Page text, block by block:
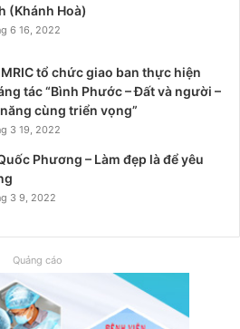
(Khánh Hoà)
6 16, 2022
tổ chức giao ban thực hiện
tác “Bình Phước – Đất và người –
cùng triển vọng”
3 19, 2022
Phương – Làm đẹp là để yêu
3 9, 2022
Quảng cáo